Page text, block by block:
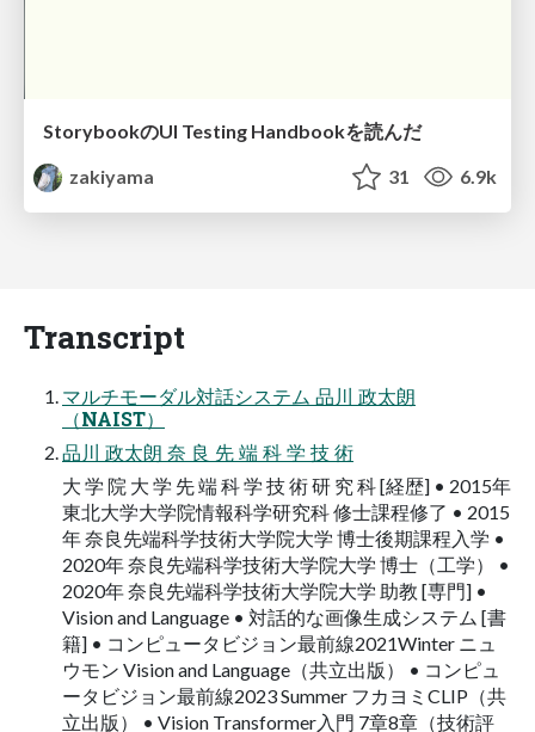
StorybookのUI Testing Handbookを読んだ
zakiyama
31 6.9k
Transcript
マルチモーダル対話システム 品川 政太朗
（NAIST）
品川 政太朗 奈 良 先 端 科 学 技 術
大 学 院 大 学 先 端 科 学 技 術 研 究 科 [経歴] • 2015年
東北大学大学院情報科学研究科 修士課程修了 • 2015
年 奈良先端科学技術大学院大学 博士後期課程入学 •
2020年 奈良先端科学技術大学院大学 博士（工学） •
2020年 奈良先端科学技術大学院大学 助教 [専門] •
Vision and Language • 対話的な画像生成システム [書
籍] • コンピュータビジョン最前線2021Winter ニュ
ウモン Vision and Language（共立出版） • コンピュ
ータビジョン最前線2023 Summer フカヨミCLIP（共
立出版） • Vision Transformer入門 7章8章（技術評